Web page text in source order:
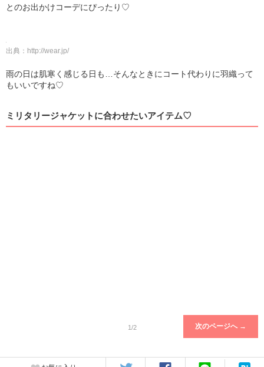
とのお出かけコーデにぴったり♡
出典： http://wear.jp/
雨の日は肌寒く感じる日も…そんなときにコート代わりに羽織って
もいいですね♡
ミリタリージャケットに合わせたいアイテム♡
1/2 次のページへ →